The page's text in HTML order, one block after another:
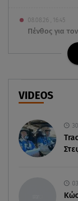
08.08.26 , 16:45
Πένθος για
του Χόρχε
Ευγενία
Back to black:
στην
στη Γαλλική
VIDEOS